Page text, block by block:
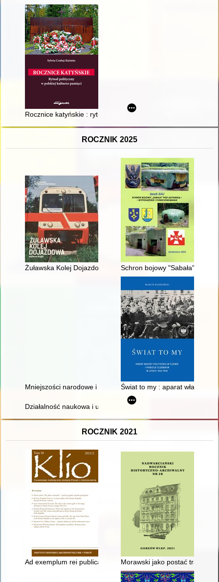
Rocznice katyńskie : rytuał polityczny w polskiej kulturze
ROCZNIK 2025
Żuławska Kolej Dojazdowa Schron bojowy "Sabała" pod
Mniejszości narodowe i etniczne w Polsce : w 20-lecie ustawy
Świat to my : aparat władzy
Działalność naukowa i upowszechniająca badania naukowe
ROCZNIK 2021
Ad exemplum rei publicae" : Roman private colleges and the
Morawski jako postać tragiczna